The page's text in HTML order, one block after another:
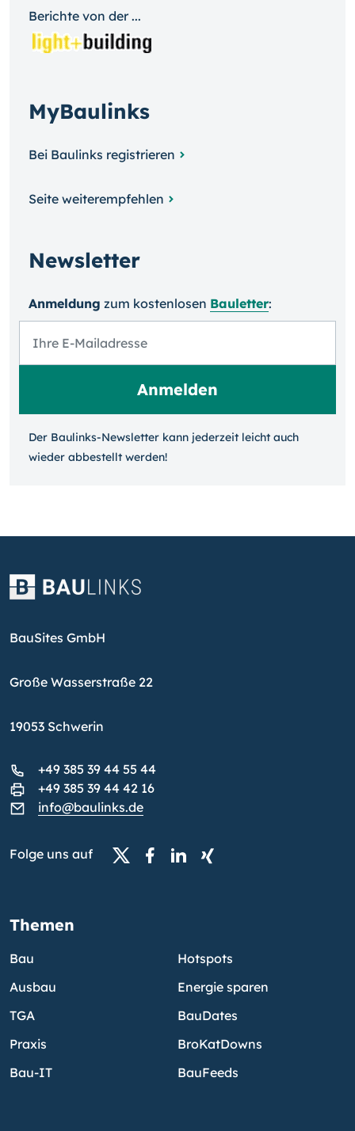
Berichte von der ...
MyBaulinks
Bei Baulinks registrieren
Seite weiterempfehlen
Newsletter
Anmeldung zum kosten­losen Bauletter:
Der Baulinks-Newsletter kann jeder­zeit leicht auch
wieder ab­bestellt werden!
BauSites GmbH
Große Wasserstraße 22
19053 Schwerin
+49 385 39 44 55 44
+49 385 39 44 42 16
info@baulinks.de
Folge uns auf
Themen
Bau
Ausbau
TGA
Praxis
Bau-IT
Hotspots
Energie sparen
BauDates
BroKatDowns
BauFeeds